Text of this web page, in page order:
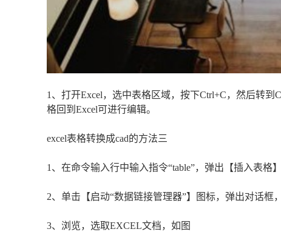
1、打开Excel，选中表格区域，按下Ctrl+C，然后转
格回到Excel可进行编辑。
excel表格转换成cad的方法三
1、在命令输入行中输入指令“table”，弹出【插入表格
2、单击【启动“数据链接管理器”】图标，弹出对话框
3、浏览，选取EXCEL文档，如图